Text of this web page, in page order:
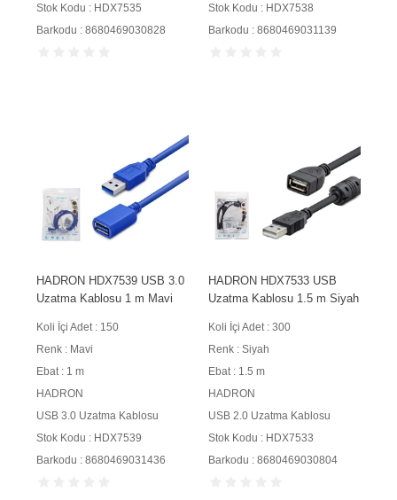
Stok Kodu : HDX7535
Barkodu : 8680469030828
Stok Kodu : HDX7538
Barkodu : 8680469031139
HADRON HDX7539 USB 3.0
Uzatma Kablosu 1 m Mavi
Koli İçi Adet : 150
Renk : Mavi
Ebat : 1 m
HADRON
USB 3.0 Uzatma Kablosu
Stok Kodu : HDX7539
Barkodu : 8680469031436
HADRON HDX7533 USB
Uzatma Kablosu 1.5 m Siyah
Koli İçi Adet : 300
Renk : Siyah
Ebat : 1.5 m
HADRON
USB 2.0 Uzatma Kablosu
Stok Kodu : HDX7533
Barkodu : 8680469030804